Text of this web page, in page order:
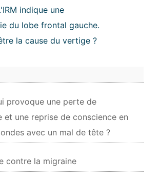
indique une
du lobe frontal gauche.
la cause du vertige ?
provoque une perte de
et une reprise de conscience en
avec un mal de tête ?
contre la migraine